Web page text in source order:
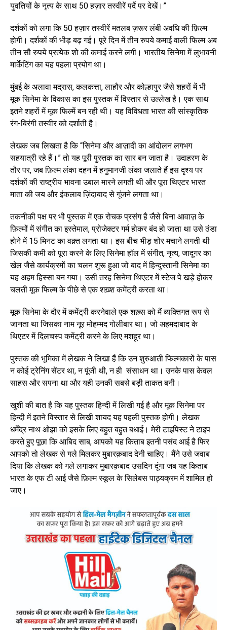
युवतियों के नृत्य के साथ 50 हज़ार तस्वीरें पर्दे पर देखें।”
दर्शकों को लगा कि 50 हज़ार तस्वीरें मतलब ज़रूर लंबी अवधि की फ़िल्म
होगी। दर्शकों की भीड़ बढ़ गई। पूरे दिन में तीन रुपये कमाई वाली फिल्म अब
तीन सौ रुपये प्रत्येक शो की कमाई करने लगी। भारतीय सिनेमा में लुभावनी
मार्केटिंग का यह पहला प्रयोग था।
मुंबई के अलावा मद्रास, कलकत्ता, लाहौर और कोल्हापुर जैसे शहरों में भी
मूक सिनेमा के विकास का इस पुस्तक में विस्तार से उल्लेख है। एक साथ
इतने शहरों में मूक फिल्में बन रही थी। यह विविधता भारत की सांस्कृतिक
रंग-बिरंगी तस्वीर को दर्शाती है।
लेखक जब लिखता है कि “सिनेमा और आज़ादी का आंदोलन लगभग
सहयात्री रहे हैं।” तो यह पूरी पुस्तक का सार बन जाता है। उदाहरण के
तौर पर, जब फ़िल्म लंका दहन में हनुमानजी लंका जलाते हैं इस दृश्य पर
दर्शकों की राष्ट्रीय भावना उबाल मारने लगती थी और पूरा थिएटर भारत
माता की जय और इंकलाब ज़िंदाबाद से गूंजने लगता था।
तकनीकी पक्ष पर भी पुस्तक में एक रोचक प्रसंग है जैसे बिना आवाज़ के
फ़िल्मों में संगीत का इस्तेमाल, प्रोजेक्टर गर्म होकर बंद हो जाता था उसे ठंडा
होने में 15 मिनट का वक़्त लगता था। इस बीच भीड़ शोर मचाने लगती थी
जिसकी कमी को पूरा करने के लिए सिनेमा हॉल में संगीत, नृत्य, जादूगर का
खेल जैसे कार्यक्रमों का चलन शुरू हुआ जो बाद में हिन्दुस्तानी सिनेमा का
यह अहम हिस्सा बन गया। उसी तरह सिनेमा थिएटर में स्टेज पे खड़े होकर
चलती मूक फिल्म के पीछे से एक शख़्श कमेंट्री करता था।
मूक सिनेमा के दौर में कमेंट्री करनेवाले एक शख़्स को मैं व्यक्तिगत रूप से
जानता था जिसका नाम नूर मोहम्मद गोलीबार था। जो अहमदाबाद के
थिएटर में दिलचस्प कमेंट्री करने के लिए मशहूर था।
पुस्तक की भूमिका में लेखक ने लिखा हैं कि उन शुरुआती फिल्मकारों के पास
न कोई ट्रेनिंग सेंटर था, न पूंजी थी, न ही संसाधन था। उनके पास केवल
साहस और सपना था और यही उनकी सबसे बड़ी ताकत बनी।
खुशी की बात है कि यह पुस्तक हिन्दी में लिखी गई है और मूक सिनेमा पर
हिन्दी में इतने विस्तार से लिखी शायद यह पहली पुस्तक होगी। लेखक
धर्मेंद्र नाथ ओझा को इसके लिए बहुत बहुत बधाई। मेरी टाइपिस्ट ने टाइप
करते हुए पूछा कि आबिद साब, आपको यह किताब इतनी पसंद आई है फिर
आपको तो लेखक से गले मिलकर मुबारक़बाद देनी चाहिए। मैंने उसे जवाब
दिया कि लेखक को गले लगाकर मुबारक़बाद उसदिन दूंगा जब यह किताब
भारत के एफ टी आई जैसे फ़िल्म स्कूल के सिलेबस पाठ्यक्रम में शामिल हो
जाए।